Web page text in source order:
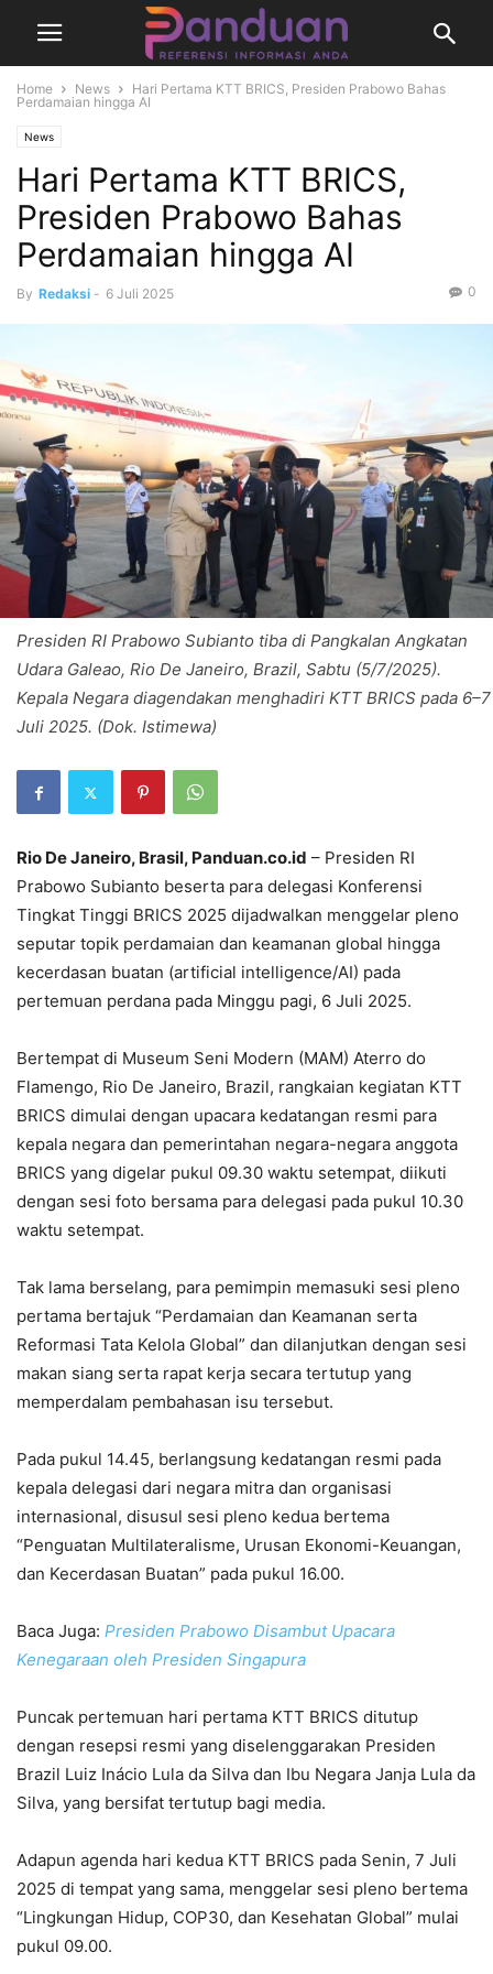
Home News
Hari Pertama KTT BRICS, Presiden Prabowo Bahas
Perdamaian hingga AI
News
Hari Pertama KTT BRICS,
Presiden Prabowo Bahas
Perdamaian hingga AI
By Redaksi - 6 Juli 2025 0
Presiden RI Prabowo Subianto tiba di Pangkalan Angkatan
Udara Galeao, Rio De Janeiro, Brazil, Sabtu (5/7/2025).
Kepala Negara diagendakan menghadiri KTT BRICS pada 6–7
Juli 2025. (Dok. Istimewa)
Rio De Janeiro, Brasil, Panduan.co.id – Presiden RI
Prabowo Subianto beserta para delegasi Konferensi
Tingkat Tinggi BRICS 2025 dijadwalkan menggelar pleno
seputar topik perdamaian dan keamanan global hingga
kecerdasan buatan (artificial intelligence/AI) pada
pertemuan perdana pada Minggu pagi, 6 Juli 2025.
Bertempat di Museum Seni Modern (MAM) Aterro do
Flamengo, Rio De Janeiro, Brazil, rangkaian kegiatan KTT
BRICS dimulai dengan upacara kedatangan resmi para
kepala negara dan pemerintahan negara-negara anggota
BRICS yang digelar pukul 09.30 waktu setempat, diikuti
dengan sesi foto bersama para delegasi pada pukul 10.30
waktu setempat.
Tak lama berselang, para pemimpin memasuki sesi pleno
pertama bertajuk “Perdamaian dan Keamanan serta
Reformasi Tata Kelola Global” dan dilanjutkan dengan sesi
makan siang serta rapat kerja secara tertutup yang
memperdalam pembahasan isu tersebut.
Pada pukul 14.45, berlangsung kedatangan resmi pada
kepala delegasi dari negara mitra dan organisasi
internasional, disusul sesi pleno kedua bertema
“Penguatan Multilateralisme, Urusan Ekonomi-Keuangan,
dan Kecerdasan Buatan” pada pukul 16.00.
Baca Juga: Presiden Prabowo Disambut Upacara
Kenegaraan oleh Presiden Singapura
Puncak pertemuan hari pertama KTT BRICS ditutup
dengan resepsi resmi yang diselenggarakan Presiden
Brazil Luiz Inácio Lula da Silva dan Ibu Negara Janja Lula da
Silva, yang bersifat tertutup bagi media.
Adapun agenda hari kedua KTT BRICS pada Senin, 7 Juli
2025 di tempat yang sama, menggelar sesi pleno bertema
“Lingkungan Hidup, COP30, dan Kesehatan Global” mulai
pukul 09.00.